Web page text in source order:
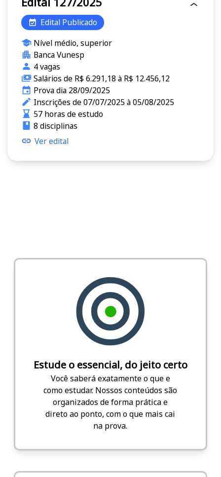
Edital Publicado
Nível médio, superior
Banca Vunesp
4 vagas
Salários de R$ 6.291,18 à R$ 12.456,12
Prova dia 28/09/2025
Inscrições de 07/07/2025 à 05/08/2025
57 horas de estudo
8 disciplinas
Ver edital
Estude o essencial, do jeito certo
Você saberá exatamente o que e
como estudar. Nossos conteúdos são
organizados de forma prática e
direto ao ponto, com o que mais cai
na prova.